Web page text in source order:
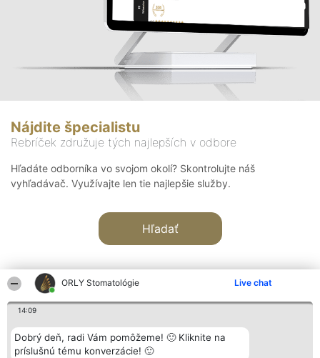
ORLY Stomatológie Live chat
14:09
Dobrý deň, radi Vám pomôžeme! 🙂 Kliknite na
príslušnú tému konverzácie! 🙂
Nájdite špecialistu
Rebríček združuje tých najlepších v odbore
Hľadáte odborníka vo svojom okolí? Skontrolujte náš
vyhľadávač. Využívajte len tie najlepšie služby.
Hľadať
Organizátor hodnotenia
Bright Side Solutions sp. z o.
o. sp. k.
Hodnotenie
Laureáti
Lista
Kontakt
Kontakt